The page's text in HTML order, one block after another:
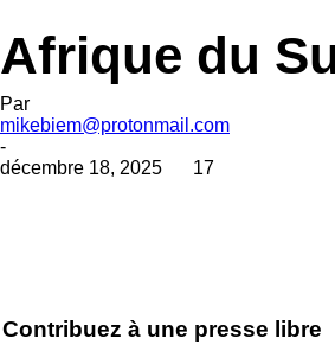
Afrique du
Par
mikebiem@protonmail.com
-
décembre 18, 2025
17
Contribuez à une presse libre